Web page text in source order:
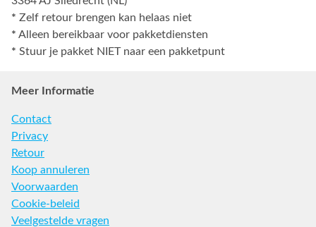
* Zelf retour brengen kan helaas niet
* Alleen bereikbaar voor pakketdiensten
* Stuur je pakket NIET naar een pakketpunt
Meer Informatie
Contact
Privacy
Retour
Koop annuleren
Voorwaarden
Cookie-beleid
Veelgestelde vragen